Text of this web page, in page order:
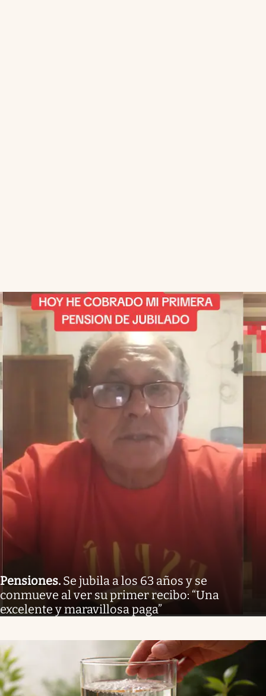
Pensiones. Se jubila a los 63 años y se
conmueve al ver su primer recibo: “Una
excelente y maravillosa paga”